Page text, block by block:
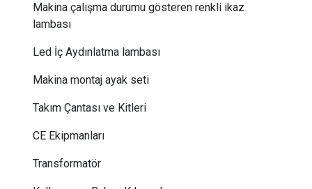
Makina çalışma durumu gösteren renkli ikaz
lambası
Led İç Aydınlatma lambası
Makina montaj ayak seti
Takım Çantası ve Kitleri
CE Ekipmanları
Transformatör